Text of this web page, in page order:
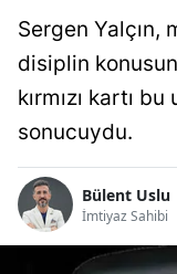
Sergen Yalçın,
disiplin
kırmızı kartı
sonucuydu.
Bülent Uslu
İmtiyaz Sahibi